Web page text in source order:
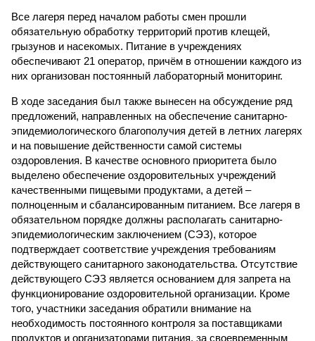
Все лагеря перед началом работы смен прошли
обязательную обработку территорий против клещей,
грызунов и насекомых. Питание в учреждениях
обеспечивают 21 оператор, причём в отношении каждого из
них организован постоянный лабораторный мониторинг.
В ходе заседания был также вынесен на обсуждение ряд
предложений, направленных на обеспечение санитарно-
эпидемиологического благополучия детей в летних лагерях
и на повышение действенности самой системы
оздоровления. В качестве основного приоритета было
выделено обеспечение оздоровительных учреждений
качественными пищевыми продуктами, а детей –
полноценным и сбалансированным питанием. Все лагеря в
обязательном порядке должны располагать санитарно-
эпидемиологическим заключением (СЭЗ), которое
подтверждает соответствие учреждения требованиям
действующего санитарного законодательства. Отсутствие
действующего СЭЗ является основанием для запрета на
функционирование оздоровительной организации. Кроме
того, участники заседания обратили внимание на
необходимость постоянного контроля за поставщиками
продуктов и организаторами питания, за своевременным